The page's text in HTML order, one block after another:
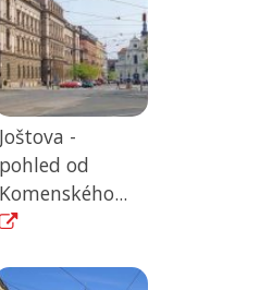
Joštova -
pohled od
Komenského...